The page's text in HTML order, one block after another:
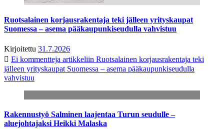
Ruotsalainen korjausrakentaja teki jälleen yrityskaupat
Suomessa – asema pääkaupunkiseudulla vahvistuu
Kirjoitettu 31.7.2026
Ei kommentteja artikkeliin Ruotsalainen korjausrakentaja teki
jälleen yrityskaupat Suomessa – asema pääkaupunkiseudulla
vahvistuu
Rakennustyö Salminen laajentaa Turun seudulle –
aluejohtajaksi Heikki Malaska